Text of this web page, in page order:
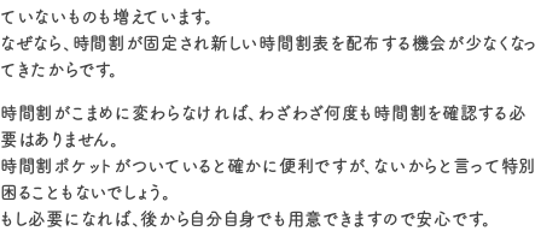
ていないものも増えています。
なぜなら、時間割が固定され新しい時間割表を配布する機会が少なくなっ
てきたからです。
時間割がこまめに変わらなければ、わざわざ何度も時間割を確認する必
要はありません。
時間割ポケットがついていると確かに便利ですが、ないからと言って特別
困ることもないでしょう。
もし必要になれば、後から自分自身でも用意できますので安心です。